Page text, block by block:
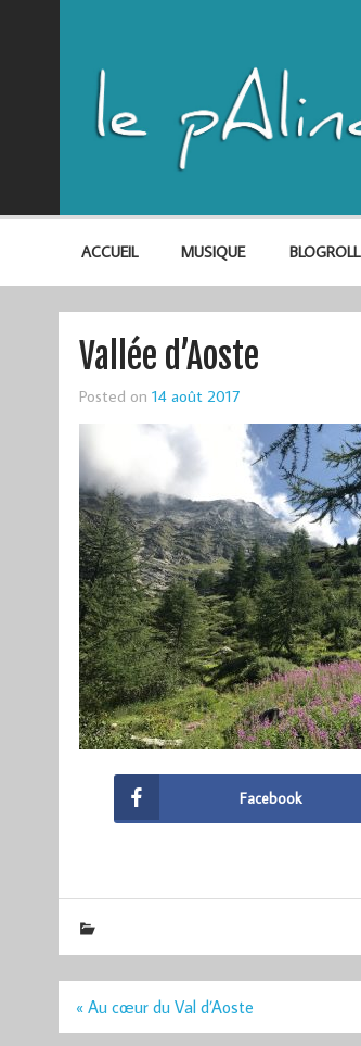
ACCUEIL MUSIQUE BLOGROLL
Vallée d’Aoste
Posted on 14 août 2017
Facebook
Navigation
« Au cœur du Val d’Aoste